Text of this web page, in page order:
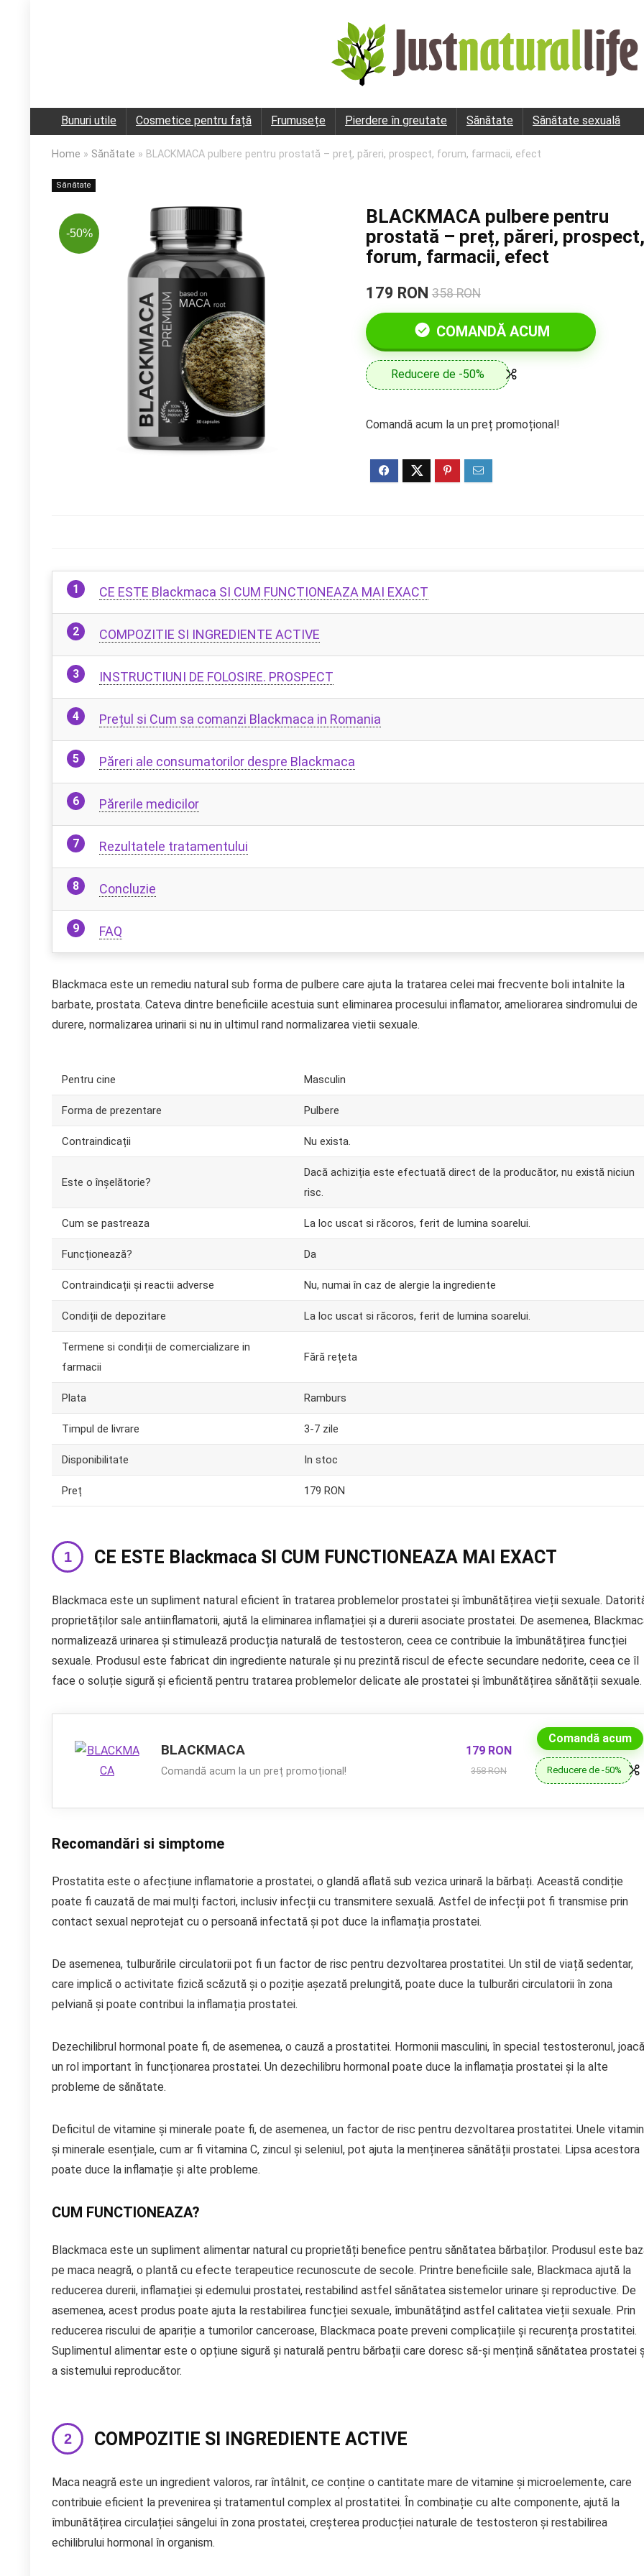
Bunuri utile Cosmetice pentru față Frumusețe Pierdere în greutate Sănătate Sănătate sexuală
Home » Sănătate » BLACKMACA pulbere pentru prostată – preț, păreri, prospect, forum, farmacii, efect
Sănătate
-50%
BLACKMACA pulbere pentru
prostată – preț, păreri, prospect,
forum, farmacii, efect
179 RON 358 RON
COMANDĂ ACUM
Reducere de -50%
Comandă acum la un preț promoțional!
CE ESTE Blackmaca SI CUM FUNCTIONEAZA MAI EXACT
COMPOZITIE SI INGREDIENTE ACTIVE
INSTRUCTIUNI DE FOLOSIRE. PROSPECT
Prețul si Cum sa comanzi Blackmaca in Romania
Păreri ale consumatorilor despre Blackmaca
Părerile medicilor
Rezultatele tratamentului
Concluzie
FAQ
Blackmaca este un remediu natural sub forma de pulbere care ajuta la tratarea celei mai frecvente boli intalnite la
barbate, prostata. Cateva dintre beneficiile acestuia sunt eliminarea procesului inflamator, ameliorarea sindromului de
durere, normalizarea urinarii si nu in ultimul rand normalizarea vietii sexuale.
Pentru cine Masculin
Forma de prezentare Pulbere
Contraindicații Nu exista.
Este o înșelătorie?
Dacă achiziția este efectuată direct de la producător, nu există niciun
risc.
Cum se pastreaza La loc uscat si răcoros, ferit de lumina soarelui.
Funcționează? Da
Contraindicații și reactii adverse Nu, numai în caz de alergie la ingrediente
Condiții de depozitare La loc uscat si răcoros, ferit de lumina soarelui.
Termene si condiții de comercializare in
farmacii
Fără rețeta
Plata Ramburs
Timpul de livrare 3-7 zile
Disponibilitate In stoc
Preț 179 RON
CE ESTE Blackmaca SI CUM FUNCTIONEAZA MAI EXACT
Blackmaca este un supliment natural eficient în tratarea problemelor prostatei și îmbunătățirea vieții sexuale.
proprietăților sale antiinflamatorii, ajută la eliminarea inflamației și a durerii asociate prostatei. De asemenea,
normalizează urinarea și stimulează producția naturală de testosteron, ceea ce contribuie la îmbunătățirea funcției
sexuale. Produsul este fabricat din ingrediente naturale și nu prezintă riscul de efecte secundare nedorite, ceea ce îl
face o soluție sigură și eficientă pentru tratarea problemelor delicate ale prostatei și îmbunătățirea sănătății sexuale.
BLACKMACA
Comandă acum la un preț promoțional!
179 RON
358 RON
Comandă acum
Reducere de -50%
Recomandări si simptome
Prostatita este o afecțiune inflamatorie a prostatei, o glandă aflată sub vezica urinară la bărbați. Această condiție
poate fi cauzată de mai mulți factori, inclusiv infecții cu transmitere sexuală. Astfel de infecții pot fi transmise prin
contact sexual neprotejat cu o persoană infectată și pot duce la inflamația prostatei.
De asemenea, tulburările circulatorii pot fi un factor de risc pentru dezvoltarea prostatitei. Un stil de viață sedentar,
care implică o activitate fizică scăzută și o poziție așezată prelungită, poate duce la tulburări circulatorii în zona
pelviană și poate contribui la inflamația prostatei.
Dezechilibrul hormonal poate fi, de asemenea, o cauză a prostatitei. Hormonii masculini, în special testosteronul, joacă
un rol important în funcționarea prostatei. Un dezechilibru hormonal poate duce la inflamația prostatei și la alte
probleme de sănătate.
Deficitul de vitamine și minerale poate fi, de asemenea, un factor de risc pentru dezvoltarea prostatitei. Unele
și minerale esențiale, cum ar fi vitamina C, zincul și seleniul, pot ajuta la menținerea sănătății prostatei. Lipsa acestora
poate duce la inflamație și alte probleme.
CUM FUNCTIONEAZA?
Blackmaca este un supliment alimentar natural cu proprietăți benefice pentru sănătatea bărbaților. Produsul este
pe maca neagră, o plantă cu efecte terapeutice recunoscute de secole. Printre beneficiile sale, Blackmaca ajută la
reducerea durerii, inflamației și edemului prostatei, restabilind astfel sănătatea sistemelor urinare și reproductive. De
asemenea, acest produs poate ajuta la restabilirea funcției sexuale, îmbunătățind astfel calitatea vieții sexuale. Prin
reducerea riscului de apariție a tumorilor canceroase, Blackmaca poate preveni complicațiile și recurența prostatitei.
Suplimentul alimentar este o opțiune sigură și naturală pentru bărbații care doresc să-și mențină sănătatea prostatei
a sistemului reproducător.
COMPOZITIE SI INGREDIENTE ACTIVE
Maca neagră este un ingredient valoros, rar întâlnit, ce conține o cantitate mare de vitamine și microelemente, care
contribuie eficient la prevenirea și tratamentul complex al prostatitei. În combinație cu alte componente, ajută la
îmbunătățirea circulației sângelui în zona prostatei, creșterea producției naturale de testosteron și restabilirea
echilibrului hormonal în organism.